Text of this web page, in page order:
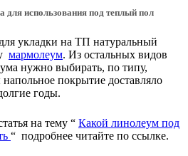
использования под теплый пол
укладки на ТП натуральный
мармолеум. Из остальных видов
нужно выбирать, по типу,
покрытие доставляло
годы.
на тему “ Какой линолеум под
“ подробнее читайте по ссылке.